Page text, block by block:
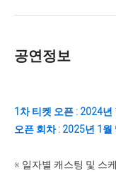
공연정보
1차 티켓 오픈 : 2024년
오픈 회차 : 2025년 1
※ 일자별 캐스팅 및 스